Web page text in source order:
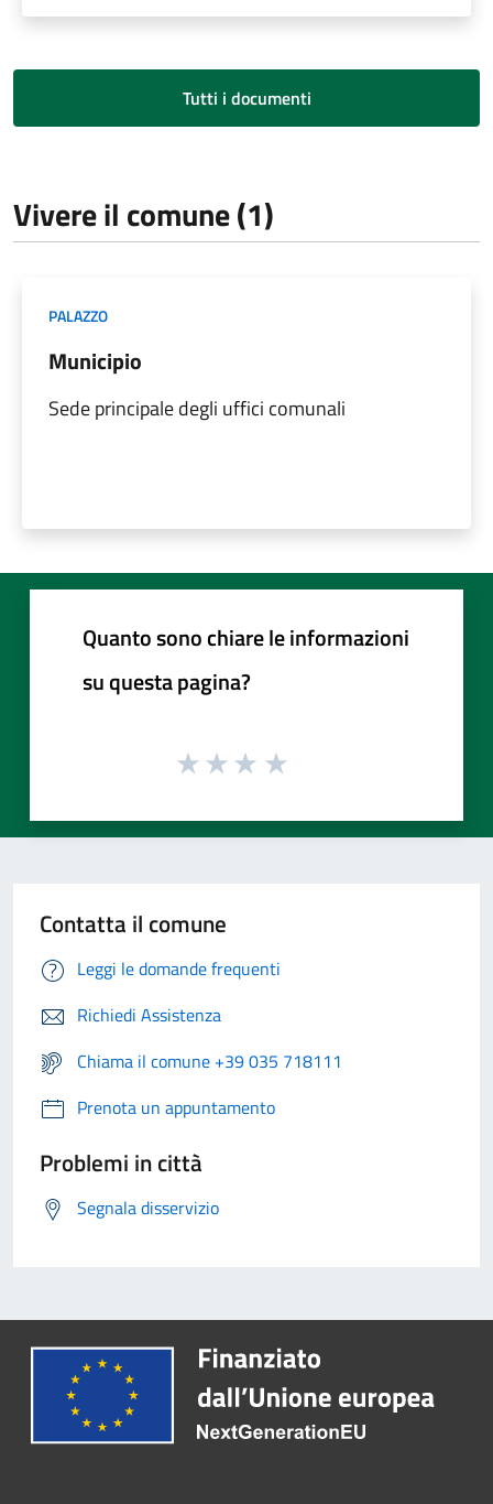
Tutti i documenti
Vivere il comune (1)
PALAZZO
Municipio
Sede principale degli uffici comunali
Quanto sono chiare le informazioni
su questa pagina?
Contatta il comune
Leggi le domande frequenti
Richiedi Assistenza
Chiama il comune +39 035 718111
Prenota un appuntamento
Problemi in città
Segnala disservizio